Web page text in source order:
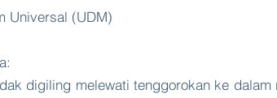
Universal (UDM)
digiling melewati tenggorokan ke dalam